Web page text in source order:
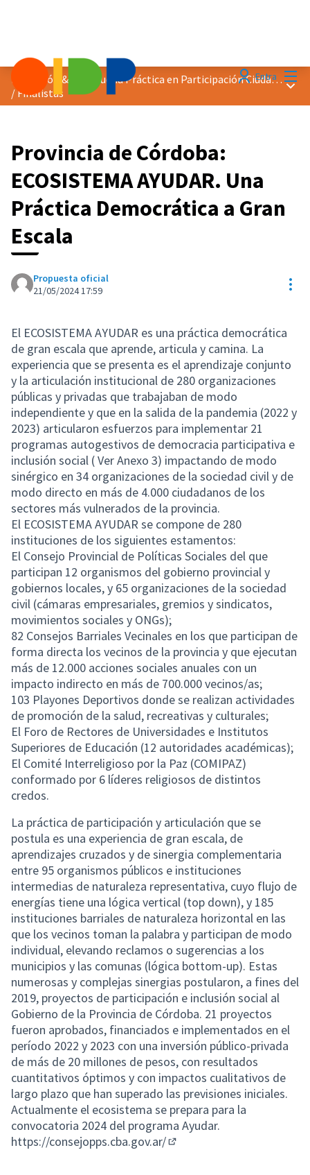
EntraDistinción &quot;Buena Práctica en Participación Ciudadana&quot; 2024
/Finalistas
Provincia de Córdoba:
ECOSISTEMA AYUDAR. Una
Práctica Democrática a Gran
Escala
Propuesta oficial
21/05/2024 17:59
El ECOSISTEMA AYUDAR es una práctica democrática
de gran escala que aprende, articula y camina. La
experiencia que se presenta es el aprendizaje conjunto
y la articulación institucional de 280 organizaciones
públicas y privadas que trabajaban de modo
independiente y que en la salida de la pandemia (2022 y
2023) articularon esfuerzos para implementar 21
programas autogestivos de democracia participativa e
inclusión social ( Ver Anexo 3) impactando de modo
sinérgico en 34 organizaciones de la sociedad civil y de
modo directo en más de 4.000 ciudadanos de los
sectores más vulnerados de la provincia.
El ECOSISTEMA AYUDAR se compone de 280
instituciones de los siguientes estamentos:
El Consejo Provincial de Políticas Sociales del que
participan 12 organismos del gobierno provincial y
gobiernos locales, y 65 organizaciones de la sociedad
civil (cámaras empresariales, gremios y sindicatos,
movimientos sociales y ONGs);
82 Consejos Barriales Vecinales en los que participan de
forma directa los vecinos de la provincia y que ejecutan
más de 12.000 acciones sociales anuales con un
impacto indirecto en más de 700.000 vecinos/as;
103 Playones Deportivos donde se realizan actividades
de promoción de la salud, recreativas y culturales;
El Foro de Rectores de Universidades e Institutos
Superiores de Educación (12 autoridades académicas);
El Comité Interreligioso por la Paz (COMIPAZ)
conformado por 6 líderes religiosos de distintos
credos.
La práctica de participación y articulación que se
postula es una experiencia de gran escala, de
aprendizajes cruzados y de sinergia complementaria
entre 95 organismos públicos e instituciones
intermedias de naturaleza representativa, cuyo flujo de
energías tiene una lógica vertical (top down), y 185
instituciones barriales de naturaleza horizontal en las
que los vecinos toman la palabra y participan de modo
individual, elevando reclamos o sugerencias a los
municipios y las comunas (lógica bottom-up). Estas
numerosas y complejas sinergias postularon, a fines del
2019, proyectos de participación e inclusión social al
Gobierno de la Provincia de Córdoba. 21 proyectos
fueron aprobados, financiados e implementados en el
período 2022 y 2023 con una inversión público-privada
de más de 20 millones de pesos, con resultados
cuantitativos óptimos y con impactos cualitativos de
largo plazo que han superado las previsiones iniciales.
Actualmente el ecosistema se prepara para la
convocatoria 2024 del programa Ayudar.
https://consejopps.cba.gov.ar/